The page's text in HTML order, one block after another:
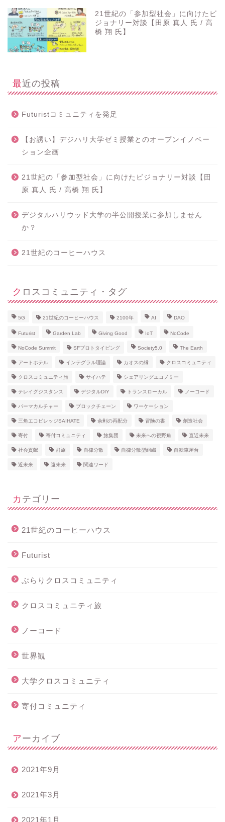
21世紀の「参加型社会」に向けたビ
ジョナリー対談【田原 真人 氏 / 高
橋 翔 氏】
最近の投稿
Futuristコミュニティを発足
【お誘い】デジハリ大学ゼミ授業とのオープンイノベー
ション企画
21世紀の「参加型社会」に向けたビジョナリー対談【田
原 真人 氏 / 高橋 翔 氏】
デジタルハリウッド大学の半公開授業に参加しません
か？
21世紀のコーヒーハウス
クロスコミュニティ・タグ
5G 21世紀のコーヒーハウス 2100年 AI DAO
Futurist Garden Lab Giving Good IoT NoCode
NoCode Summit SFプロトタイピング Society5.0 The Earth
アートホテル インテグラル理論 カオスの縁 クロスコミュニティ
クロスコミュニティ旅 サイハテ シェアリングエコノミー
テレイグジスタンス デジタルDIY トランスローカル ノーコード
パーマカルチャー ブロックチェーン ワーケーション
三角エコビレッジSAIHATE 余剰の再配分 冒険の書 創造社会
寄付 寄付コミュニティ 旅集団 未来への視野角 直近未来
社会貢献 群旅 自律分散 自律分散型組織 自転車屋台
近未来 遠未来 関連ワード
カテゴリー
21世紀のコーヒーハウス
Futurist
ぶらりクロスコミュニティ
クロスコミュニティ旅
ノーコード
世界観
大学クロスコミュニティ
寄付コミュニティ
アーカイブ
2021年9月
2021年3月
2021年1月